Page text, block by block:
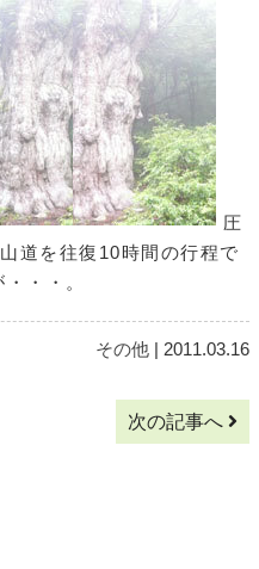
圧
道を往復10時間の行程で
・・。
その他| 2011.03.16
次の記事へ